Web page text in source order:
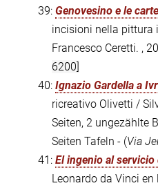
39: Genovesino e le
incisioni nella pittura
Francesco Ceretti. ,
6200]
40: Ignazio Gardella a
ricreativo Olivetti /
Seiten, 2 ungezählte
Seiten Tafeln - (Via
41: El ingenio al servicio
Leonardo da Vinci